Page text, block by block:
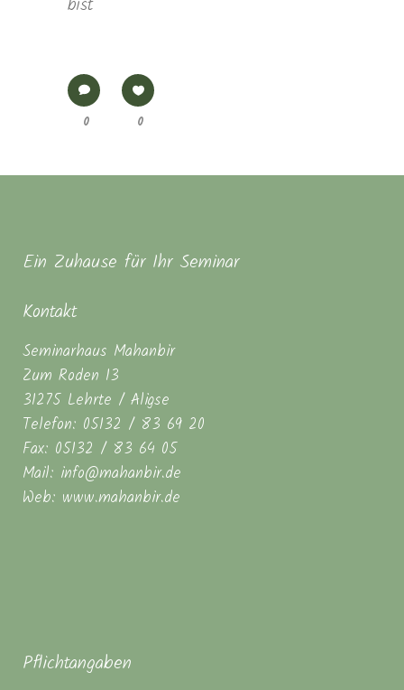
bist
0 0
Ein Zuhause für Ihr Seminar
Kontakt
Seminarhaus Mahanbir
Zum Roden 13
31275 Lehrte / Aligse
Telefon: 05132 / 83 69 20
Fax: 05132 / 83 64 05
Mail: info@mahanbir.de
Web: www.mahanbir.de
Pflichtangaben